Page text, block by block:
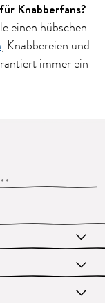
Knabberfans?
einen hübschen
, Knabbereien und
immer ein